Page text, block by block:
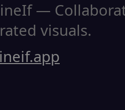
—
visuals.